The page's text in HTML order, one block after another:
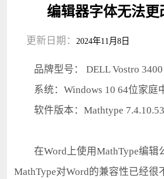
编辑器字体无法更
更新日期： 2024年11月8日
品牌型号： DELL Vostro 3400
系统：Windows 10 64位家庭中
软件版本：Mathtype 7.4.10.53
在Word上使用MathType编辑
MathType对Word的兼容性已经很